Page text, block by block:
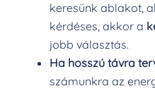
keresünk ablakot,
kérdéses, akkor a
jobb választás.
Ha hosszú távra
számunkra az